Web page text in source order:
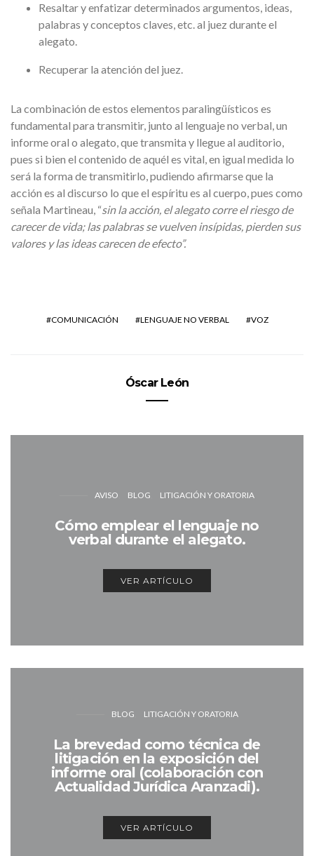
Resaltar y enfatizar determinados argumentos, ideas,
palabras y conceptos claves, etc. al juez durante el
alegato.
Recuperar la atención del juez.
La combinación de estos elementos paralingüísticos es
fundamental para transmitir, junto al lenguaje no verbal, un
informe oral o alegato, que transmita y llegue al auditorio,
pues si bien el contenido de aquél es vital, en igual medida lo
será la forma de transmitirlo, pudiendo afirmarse que la
acción es al discurso lo que el espíritu es al cuerpo, pues como
señala Martineau, “sin la acción, el alegato corre el riesgo de
carecer de vida; las palabras se vuelven insípidas, pierden sus
valores y las ideas carecen de efecto”.
COMUNICACIÓN LENGUAJE NO VERBAL VOZ
Óscar León
AVISO BLOG LITIGACIÓN Y ORATORIA
Cómo emplear el lenguaje no
verbal durante el alegato.
VER ARTÍCULO
BLOG LITIGACIÓN Y ORATORIA
La brevedad como técnica de
litigación en la exposición del
informe oral (colaboración con
Actualidad Jurídica Aranzadi).
VER ARTÍCULO